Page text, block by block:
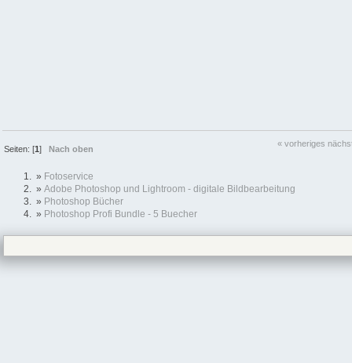
Seiten: [1]Nach oben
« vorheriges
» Fotoservice
» Adobe Photoshop und Lightroom - digitale Bildbearbeitung
» Photoshop Bücher
» Photoshop Profi Bundle - 5 Buecher